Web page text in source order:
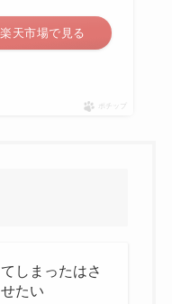
楽天市場で見る
ポチップ
しまったはさ
たい